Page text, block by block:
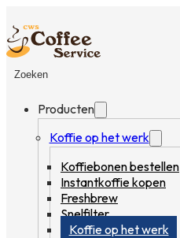
Zoeken
Producten
Koffie op het werk
Koffiebonen bestellen
Instantkoffie kopen
Freshbrew
Snelfilter
Koffie op het werk